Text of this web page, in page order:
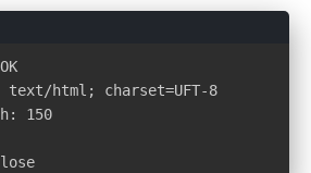
text/html; charset=UFT-8
150